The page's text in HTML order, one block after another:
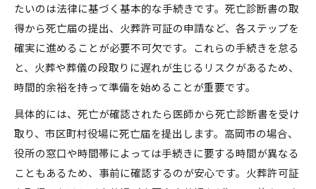
たいのは法律に基づく基本的な手続きです。死亡診断書の取
得から死亡届の提出、火葬許可証の申請など、各ステップを
確実に進めることが必要不可欠です。これらの手続きを怠る
と、火葬や葬儀の段取りに遅れが生じるリスクがあるため、
時間的余裕を持って準備を始めることが重要です。
具体的には、死亡が確認されたら医師から死亡診断書を受け
取り、市区町村役場に死亡届を提出します。高岡市の場合、
役所の窓口や時間帯によっては手続きに要する時間が異なる
こともあるため、事前に確認するのが安心です。火葬許可証